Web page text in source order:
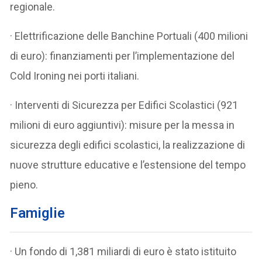
regionale.
· Elettrificazione delle Banchine Portuali (400 milioni
di euro): finanziamenti per l’implementazione del
Cold Ironing nei porti italiani.
· Interventi di Sicurezza per Edifici Scolastici (921
milioni di euro aggiuntivi): misure per la messa in
sicurezza degli edifici scolastici, la realizzazione di
nuove strutture educative e l’estensione del tempo
pieno.
Famiglie
· Un fondo di 1,381 miliardi di euro è stato istituito